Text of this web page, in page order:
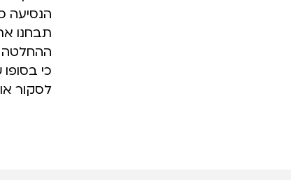
הנסיעה
תבחנו
ההחלטה
כי
לסקור